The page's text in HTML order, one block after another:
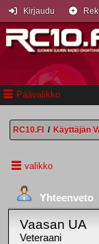
Päävalikko
Kirjaudu
RC10.FI / Käyttäjän
valikko
Yhteenveto
Vaasan UA
Veteraani